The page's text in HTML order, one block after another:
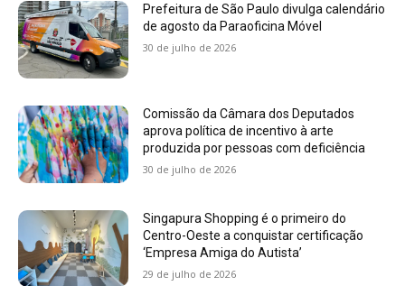
Prefeitura de São Paulo divulga calendário
de agosto da Paraoficina Móvel
30 de julho de 2026
Comissão da Câmara dos Deputados
aprova política de incentivo à arte
produzida por pessoas com deficiência
30 de julho de 2026
Singapura Shopping é o primeiro do
Centro-Oeste a conquistar certificação
‘Empresa Amiga do Autista’
29 de julho de 2026